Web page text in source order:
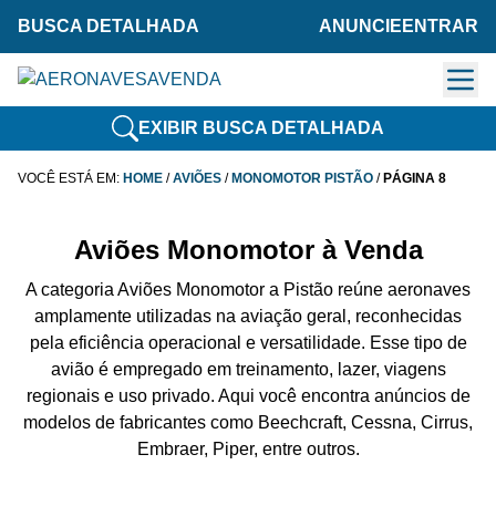
BUSCA DETALHADA ANUNCIE ENTRAR
EXIBIR BUSCA DETALHADA
VOCÊ ESTÁ EM: HOME /AVIÕES / MONOMOTOR PISTÃO / PÁGINA 8
Aviões Monomotor à Venda
A categoria Aviões Monomotor a Pistão reúne aeronaves
amplamente utilizadas na aviação geral, reconhecidas
pela eficiência operacional e versatilidade. Esse tipo de
avião é empregado em treinamento, lazer, viagens
regionais e uso privado. Aqui você encontra anúncios de
modelos de fabricantes como Beechcraft, Cessna, Cirrus,
Embraer, Piper, entre outros.